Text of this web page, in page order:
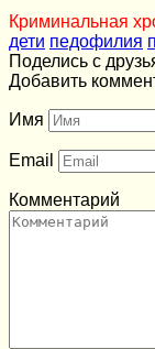
Криминальная
дети педофилия
Поделись с
Добавить
Имя
Email
Комментарий